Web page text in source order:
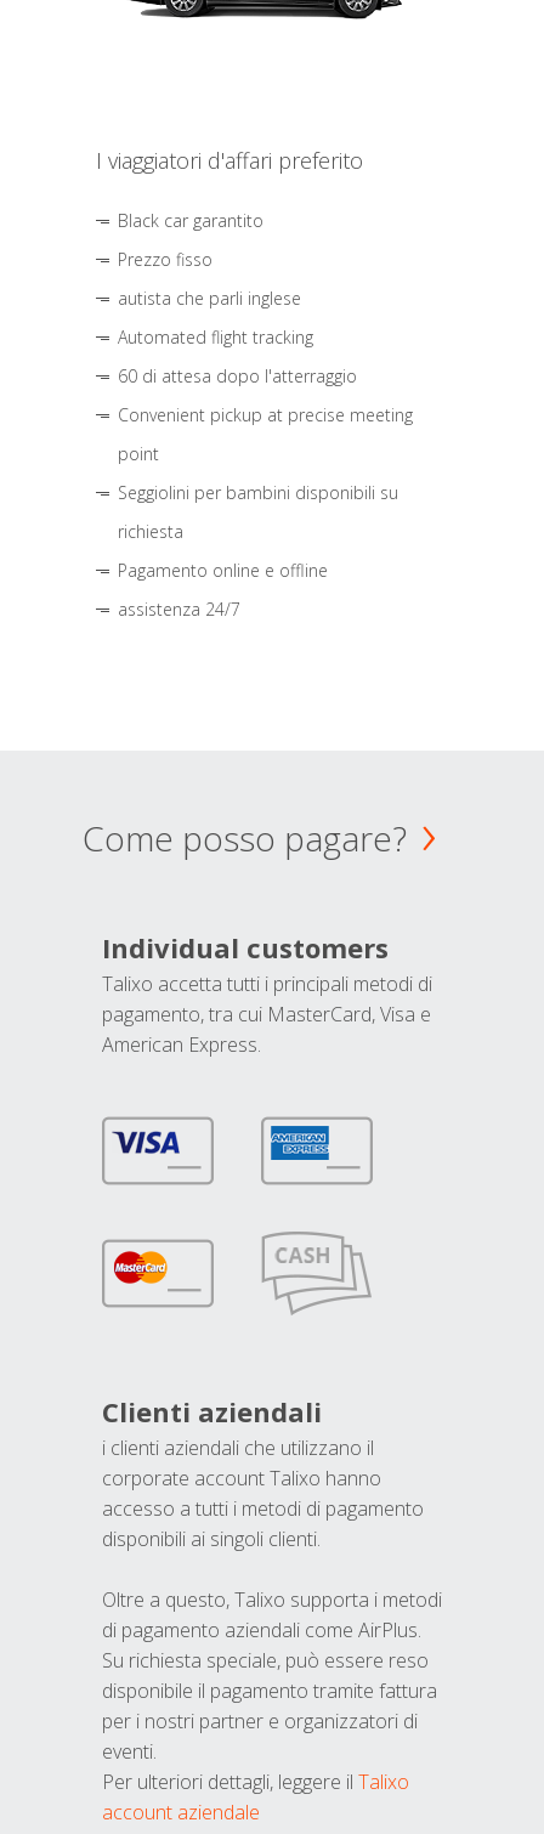
I viaggiatori d'affari preferito
Black car garantito
Prezzo fisso
autista che parli inglese
Automated flight tracking
60 di attesa dopo l'atterraggio
Convenient pickup at precise meeting
point
Seggiolini per bambini disponibili su
richiesta
Pagamento online e offline
assistenza 24/7
Come posso pagare?
Individual customers
Talixo accetta tutti i principali metodi di
pagamento, tra cui MasterCard, Visa e
American Express.
Clienti aziendali
i clienti aziendali che utilizzano il
corporate account Talixo hanno
accesso a tutti i metodi di pagamento
disponibili ai singoli clienti.
Oltre a questo, Talixo supporta i metodi
di pagamento aziendali come AirPlus.
Su richiesta speciale, può essere reso
disponibile il pagamento tramite fattura
per i nostri partner e organizzatori di
eventi.
Per ulteriori dettagli, leggere il Talixo
account aziendale